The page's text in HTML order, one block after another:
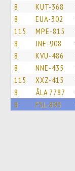
8 KUT-368
8 EUA-302
115 MPE-815
8 JNE-908
8 KVU-486
8 NNE-435
115 XXZ-415
8 ÅLA 7787
8 FSL-893